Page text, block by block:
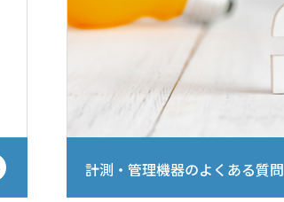
計測・管理機器のよくある質問